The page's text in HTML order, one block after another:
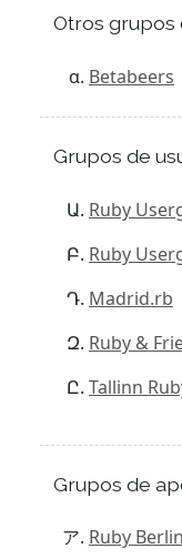
Otros grupos
Betabeers
Grupos de
Ruby
Ruby
Madrid.rb
Ruby &
Tallinn
Grupos de
Ruby